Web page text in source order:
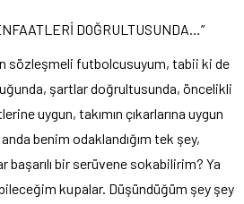
DOĞRULTUSUNDA…”
sözleşmeli futbolcusuyum, tabii ki de
şartlar doğrultusunda, öncelikli
uygun, takımın çıkarlarına uygun
benim odaklandığım tek şey,
başarılı bir serüvene sokabilirim? Ya
kupalar. Düşündüğüm şey şey